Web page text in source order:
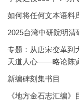
如何将任何文本语料
2025台湾中研院明
专题：从唐宋变革到
天道人心——略论陈
新编碑刻集书目
《地方金石志汇编》